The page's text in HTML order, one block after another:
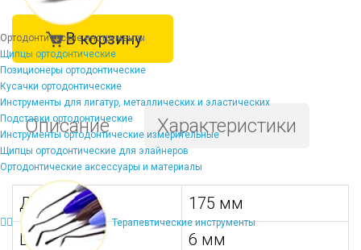
Ортодонтические инструменты
Щипцы ортодонтические
Позиционеры ортодонтические
Кусачки ортодонтические
Инструменты для лигатур, металлических и эластических
Подставки ортодонтические
Инструменты ортодонтические измерительные
Щипцы ортодонтические для элайнеров
Ортодонтические аксессуары и материалы
Терапевтические инструменты
В корзину
Описание Характеристики
Длина:
175 мм
Ширина:
6 мм